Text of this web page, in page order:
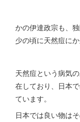
かの伊達政宗も、
少の頃に天然痘に
天然痘という病気
在しており、日本
ています。
日本では良い物は